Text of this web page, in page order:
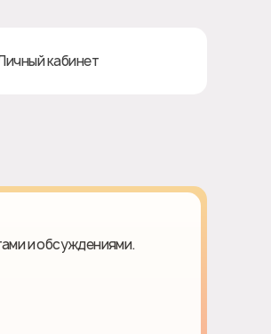
кабинет
и обсуждениями.